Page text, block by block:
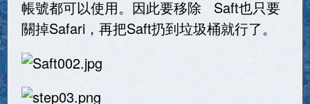
帳號都可以使用。因此要移除 Saft也只要
關掉Safari，再把Saft扔到垃圾桶就行了。